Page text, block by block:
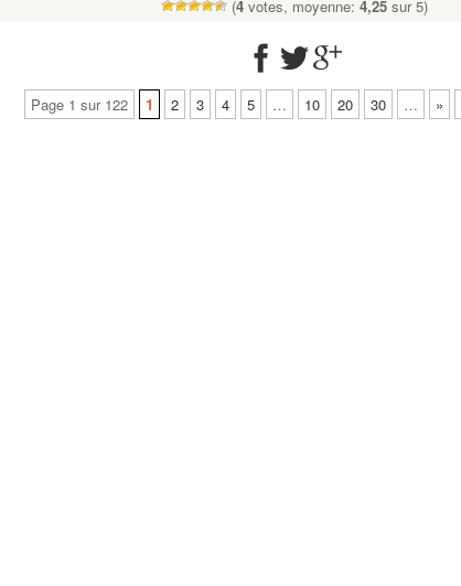
(4 votes, moyenne: 4,25 sur 5)
Page 1 sur 122 1 2 3 4 5 … 10 20 30 … »